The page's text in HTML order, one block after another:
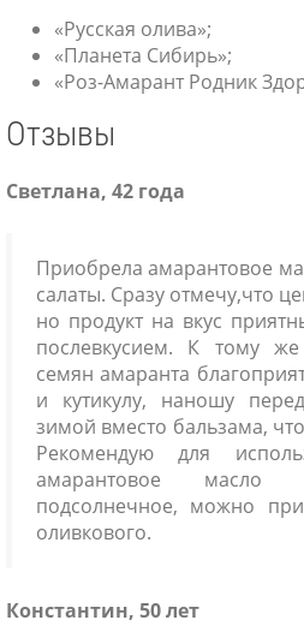
«Русская олива»;
«Планета Сибирь»;
«Роз-Амарант Родник
Отзывы
Светлана, 42 года
Приобрела амарантовое
салаты. Сразу отмечу,что
но продукт на вкус
послевкусием. К тому
семян амаранта
и кутикулу, наношу
зимой вместо бальзама,
Рекомендую для
амарантовое масло
подсолнечное, можно
оливкового.
Константин, 50 лет